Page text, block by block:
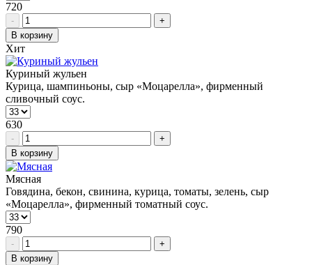
720
-
+
В корзину
Хит
Куриный жульен
Курица, шампиньоны, сыр «Моцарелла», фирменный
сливочный соус.
630
-
+
В корзину
Мясная
Говядина, бекон, свинина, курица, томаты, зелень, сыр
«Моцарелла», фирменный томатный соус.
790
-
+
В корзину